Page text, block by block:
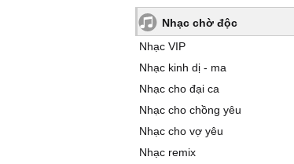
Nhạc chờ độc
Nhạc VIP
Nhạc kinh dị - ma
Nhạc cho đại ca
Nhạc cho chồng yêu
Nhạc cho vợ yêu
Nhạc remix